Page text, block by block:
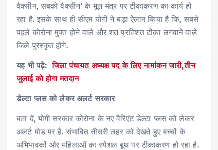
वैक्सीन, सबको वैक्सीन’ के मूल मंत्र पर टीकाकरण का कार्य हो
रहा है. इसके साथ ही सीएम योगी ने बड़ा ऐलान किया है कि, सबसे
पहले कोरोना मुक्त होने वाले और शत प्रतिशत टीका लगवाने वाले
जिले पुरस्कृत होंगे.
यह भी पढ़े:जिला पंचायत अध्यक्ष पद के लिए नामांकन जारी,तीन
जुलाई को होगा मतदान
डेल्टा प्लस को लेकर अलर्ट सरकार
बता दें, योगी सरकार कोरोना के नए वैरिएंट डेल्टा प्लस को लेकर
अलर्ट मोड पर है. संभावित तीसरी लहर को देखते हुए बच्चों के
अभिभावकों और महिलाओं का स्पेशल बूथ पर टीकाकरण हो रहा है.